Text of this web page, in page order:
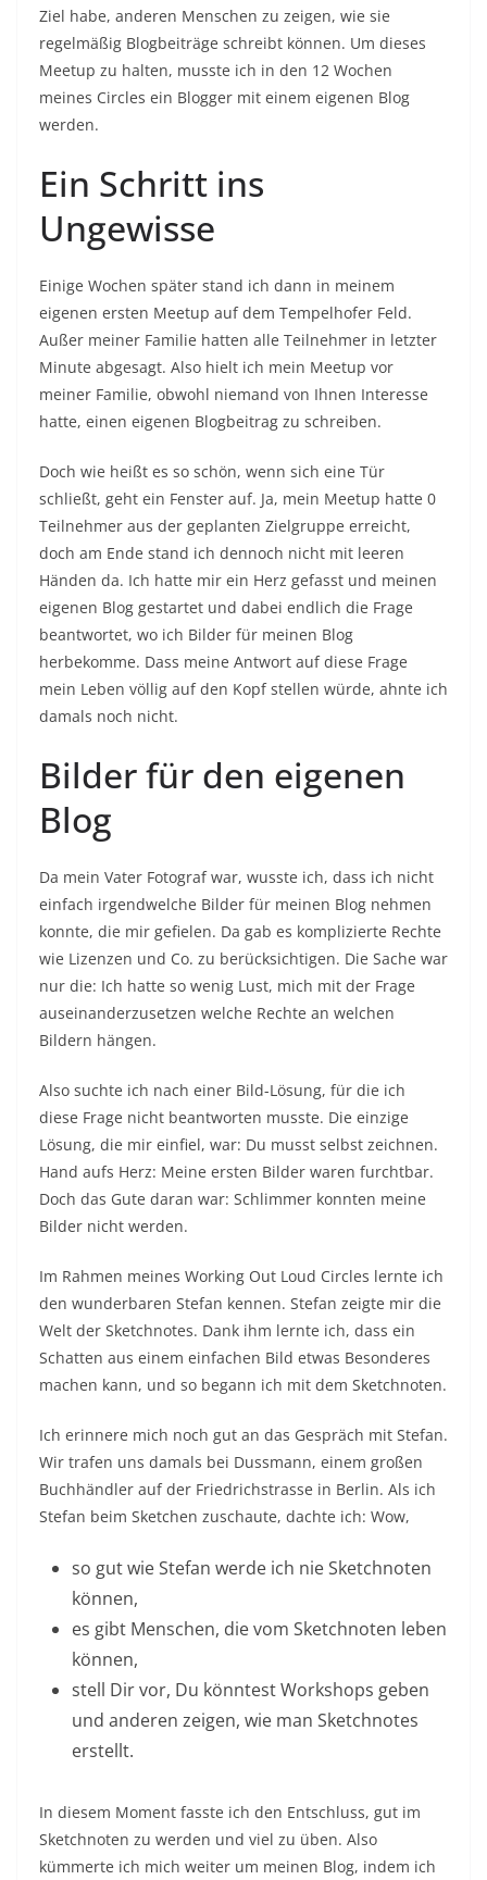
Ziel habe, anderen Menschen zu zeigen, wie sie
regelmäßig Blogbeiträge schreibt können. Um dieses
Meetup zu halten, musste ich in den 12 Wochen
meines Circles ein Blogger mit einem eigenen Blog
werden.
Ein Schritt ins
Ungewisse
Einige Wochen später stand ich dann in meinem
eigenen ersten Meetup auf dem Tempelhofer Feld.
Außer meiner Familie hatten alle Teilnehmer in letzter
Minute abgesagt. Also hielt ich mein Meetup vor
meiner Familie, obwohl niemand von Ihnen Interesse
hatte, einen eigenen Blogbeitrag zu schreiben.
Doch wie heißt es so schön, wenn sich eine Tür
schließt, geht ein Fenster auf. Ja, mein Meetup hatte 0
Teilnehmer aus der geplanten Zielgruppe erreicht,
doch am Ende stand ich dennoch nicht mit leeren
Händen da. Ich hatte mir ein Herz gefasst und meinen
eigenen Blog gestartet und dabei endlich die Frage
beantwortet, wo ich Bilder für meinen Blog
herbekomme. Dass meine Antwort auf diese Frage
mein Leben völlig auf den Kopf stellen würde, ahnte ich
damals noch nicht.
Bilder für den eigenen
Blog
Da mein Vater Fotograf war, wusste ich, dass ich nicht
einfach irgendwelche Bilder für meinen Blog nehmen
konnte, die mir gefielen. Da gab es komplizierte Rechte
wie Lizenzen und Co. zu berücksichtigen. Die Sache war
nur die: Ich hatte so wenig Lust, mich mit der Frage
auseinanderzusetzen welche Rechte an welchen
Bildern hängen.
Also suchte ich nach einer Bild-Lösung, für die ich
diese Frage nicht beantworten musste. Die einzige
Lösung, die mir einfiel, war: Du musst selbst zeichnen.
Hand aufs Herz: Meine ersten Bilder waren furchtbar.
Doch das Gute daran war: Schlimmer konnten meine
Bilder nicht werden.
Im Rahmen meines Working Out Loud Circles lernte ich
den wunderbaren Stefan kennen. Stefan zeigte mir die
Welt der Sketchnotes. Dank ihm lernte ich, dass ein
Schatten aus einem einfachen Bild etwas Besonderes
machen kann, und so begann ich mit dem Sketchnoten.
Ich erinnere mich noch gut an das Gespräch mit Stefan.
Wir trafen uns damals bei Dussmann, einem großen
Buchhändler auf der Friedrichstrasse in Berlin. Als ich
Stefan beim Sketchen zuschaute, dachte ich: Wow,
so gut wie Stefan werde ich nie Sketchnoten
können,
es gibt Menschen, die vom Sketchnoten leben
können,
stell Dir vor, Du könntest Workshops geben
und anderen zeigen, wie man Sketchnotes
erstellt.
In diesem Moment fasste ich den Entschluss, gut im
Sketchnoten zu werden und viel zu üben. Also
kümmerte ich mich weiter um meinen Blog, indem ich